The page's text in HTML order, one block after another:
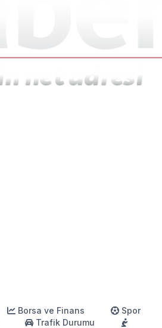
Borsa ve Finans
Spor
Trafik Durumu